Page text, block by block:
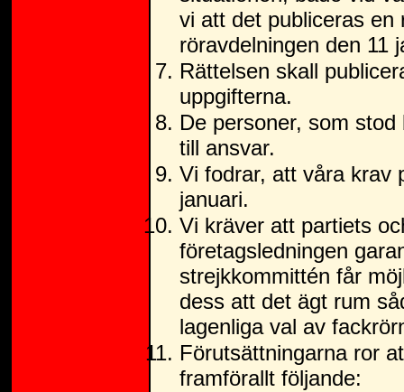
vi att det publiceras en
röravdelningen den 11
Rättelsen skall
uppgifterna.
De personer, som
till ansvar.
Vi fodrar, att våra krav
januari.
Vi kräver att partiets
företagsledningen
strejkkommittén får
dess att det ägt rum
lagenliga val av
Förutsättningarna ror
framförallt följande: